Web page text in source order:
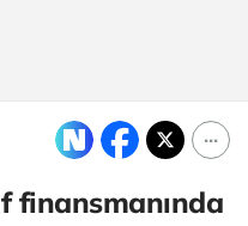
finansmanında